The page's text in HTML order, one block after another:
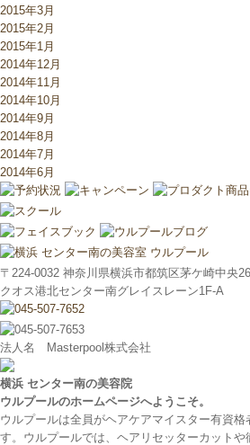
2015年3月
2015年2月
2015年1月
2014年12月
2014年11月
2014年10月
2014年9月
2014年8月
2014年7月
2014年6月
〒224-0032 神奈川県横浜市都筑区茅ケ崎中央
クオス港北センター南グレイスレーン1F‐A
法人名 Masterpool株式会社
横浜 センター南の美容院
ウルプールのホームページへようこそ。
ウルプールは全員がヘアケアマイスター有資
す。ウルプールでは、ヘアリセッターカット